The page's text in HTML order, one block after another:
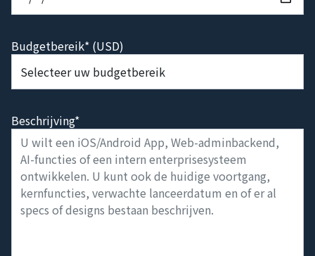
Budgetbereik* (USD)
Beschrijving*